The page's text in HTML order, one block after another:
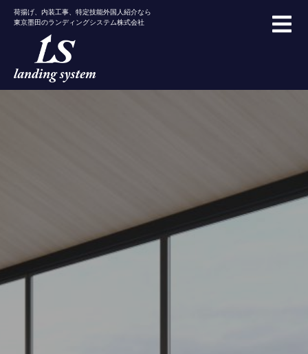
荷揚げ、内装工事、特定技能外国人紹介なら
東京墨田のランディングシステム株式会社